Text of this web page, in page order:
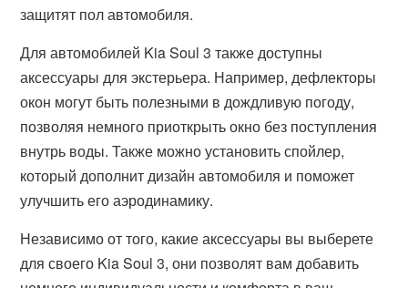
защитят пол автомобиля.
Для автомобилей Kia Soul 3 также доступны
аксессуары для экстерьера. Например, дефлекторы
окон могут быть полезными в дождливую погоду,
позволяя немного приоткрыть окно без поступления
внутрь воды. Также можно установить спойлер,
который дополнит дизайн автомобиля и поможет
улучшить его аэродинамику.
Независимо от того, какие аксессуары вы выберете
для своего Kia Soul 3, они позволят вам добавить